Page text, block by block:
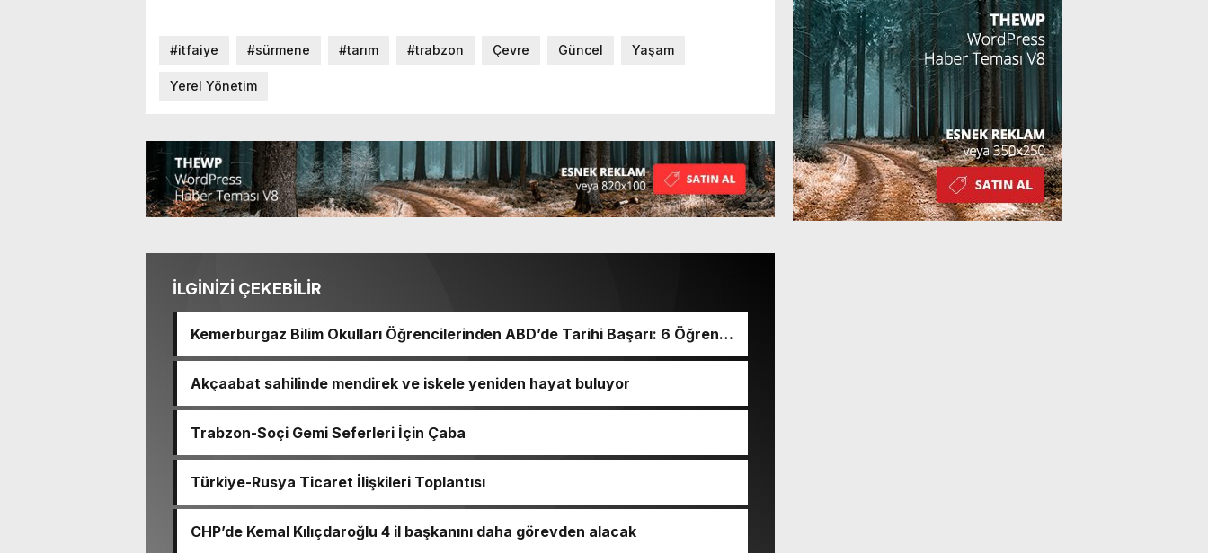
#itfaiye #sürmene #tarım #trabzon Çevre Güncel Yaşam
Yerel Yönetim
İLGİNİZİ ÇEKEBİLİR
Kemerburgaz Bilim Okulları Öğrencilerinden ABD’de Tarihi Başarı: 6 Öğrenci
14 Madalya Kazandı
Akçaabat sahilinde mendirek ve iskele yeniden hayat buluyor
Trabzon-Soçi Gemi Seferleri İçin Çaba
Türkiye-Rusya Ticaret İlişkileri Toplantısı
CHP’de Kemal Kılıçdaroğlu 4 il başkanını daha görevden alacak